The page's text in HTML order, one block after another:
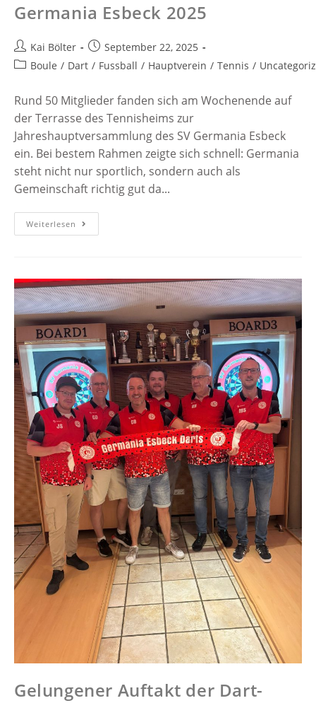
Germania Esbeck 2025
Kai Bölter
September 22, 2025
Boule / Dart / Fussball / Hauptverein / Tennis /
Rund 50 Mitglieder fanden sich am Wochenende auf
der Terrasse des Tennisheims zur
Jahreshauptversammlung des SV Germania Esbeck
ein. Bei bestem Rahmen zeigte sich schnell: Germania
steht nicht nur sportlich, sondern auch als
Gemeinschaft richtig gut da...
Weiterlesen
Gelungener Auftakt der Dart-